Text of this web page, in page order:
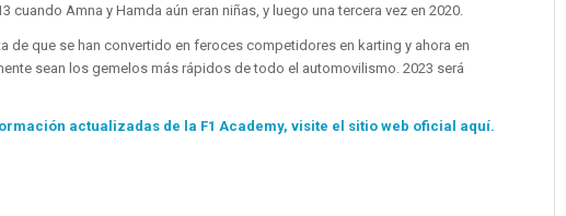
cuando Amna y Hamda aún eran niñas, y luego una tercera vez en 2020.
de que se han convertido en feroces competidores en karting y ahora en
sean los gemelos más rápidos de todo el automovilismo. 2023 será
actualizadas de la F1 Academy, visite el sitio web oficial aquí.